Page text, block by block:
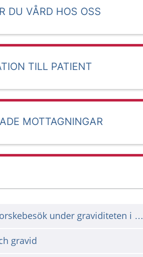
DU VÅRD HOS OSS
TILL PATIENT
MOTTAGNINGAR
Barnmorskebesök under graviditeten i Västra Götaland
gravid